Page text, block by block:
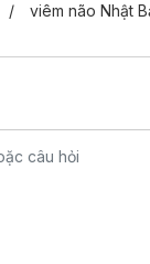
viêm não Nhật